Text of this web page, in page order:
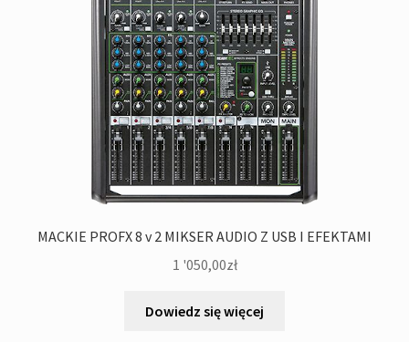
MACKIE PROFX 8 v 2 MIKSER AUDIO Z USB I EFEKTAMI
1 '050,00zł
Dowiedz się więcej